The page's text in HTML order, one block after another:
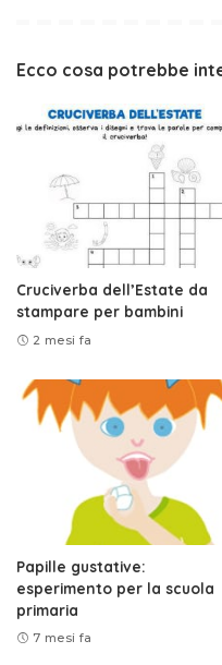
Ecco cosa potrebbe
Cruciverba dell’Estate da
stampare per bambini
2 mesi fa
Papille gustative:
esperimento per la scuola
primaria
7 mesi fa